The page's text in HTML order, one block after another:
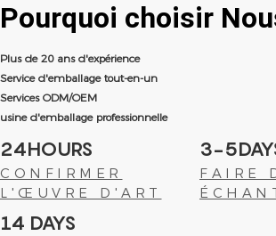
Pourquoi choisir
Plus de 20 ans d'expérience
Service d'emballage tout-en-un
Services ODM/OEM
usine d'emballage professionnelle
24HOURS
CONFIRMER
L'ŒUVRE D'ART
3-
FAIRE
14 DAYS